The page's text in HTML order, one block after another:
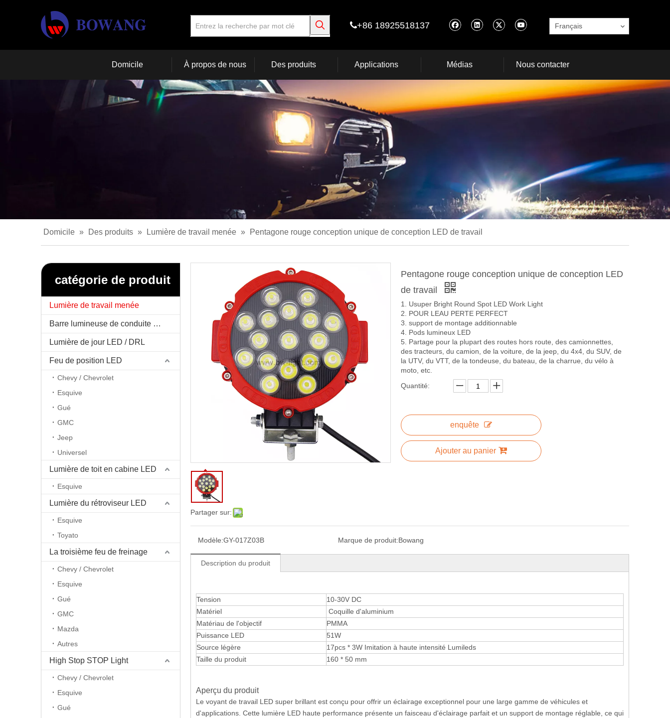
+86 18925518137 Français
Domicile À propos de nous Des produits Applications Médias Nous contacter
Domicile » Des produits » Lumière de travail menée » Pentagone rouge conception unique de conception LED de travail
catégorie de produit
Lumière de travail menée
Barre lumineuse de conduite menée
Lumière de jour LED / DRL
Feu de position LED
Chevy / Chevrolet
Esquive
Gué
GMC
Jeep
Universel
Lumière de toit en cabine LED
Esquive
Lumière du rétroviseur LED
Esquive
Toyato
La troisième feu de freinage
Chevy / Chevrolet
Esquive
Gué
GMC
Mazda
Autres
High Stop STOP Light
Chevy / Chevrolet
Esquive
Gué
Partager sur:
Pentagone rouge conception unique de conception LED
de travail
1. Usuper Bright Round Spot LED Work Light
2. POUR LEAU PERTE PERFECT
3. support de montage additionnable
4. Pods lumineux LED
5. Partage pour la plupart des routes hors route, des camionnettes,
des tracteurs, du camion, de la voiture, de la jeep, du 4x4, du SUV, de
la UTV, du VTT, de la tondeuse, du bateau, de la charrue, du vélo à
moto, etc.
Quantité:
enquête
Ajouter au panier
Modèle:GY-017Z03B Marque de produit:Bowang
Description du produit
Tension
10-30V DC
Matériel
Coquille d'aluminium
Matériau de l'objectif
PMMA
Puissance LED
51W
Source légère
17pcs * 3W Imitation à haute intensité Lumileds
Taille du produit
160 * 50 mm
Aperçu du produit
Le voyant de travail LED super brillant est conçu pour offrir un éclairage exceptionnel pour une large gamme de véhicules et
d'applications. Cette lumière LED haute performance présente un faisceau d'éclairage parfait et un support de montage réglable, ce qui